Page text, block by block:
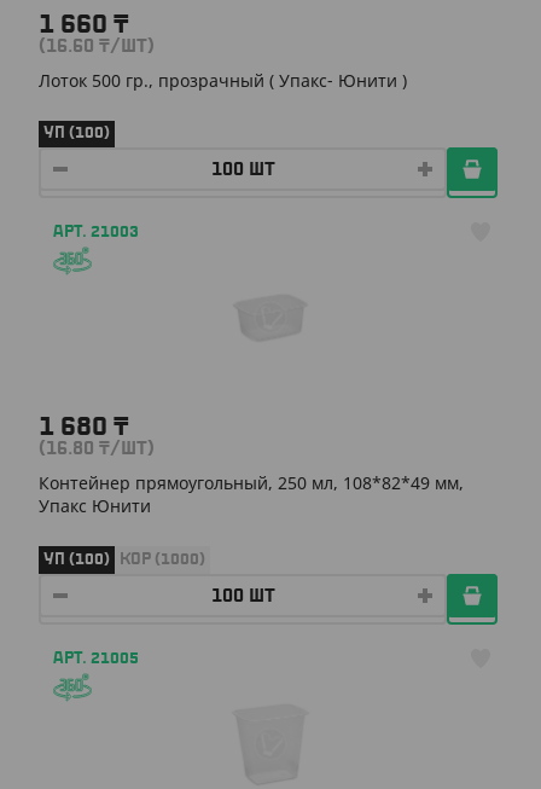
1 660 ₸
(16.60 ₸/ШТ)
Лоток 500 гр., прозрачный ( Упакс- Юнити )
УП (100)
АРТ. 21003
1 680 ₸
(16.80 ₸/ШТ)
Контейнер прямоугольный, 250 мл, 108*82*49 мм,
Упакс Юнити
УП (100) КОР (1000)
АРТ. 21005